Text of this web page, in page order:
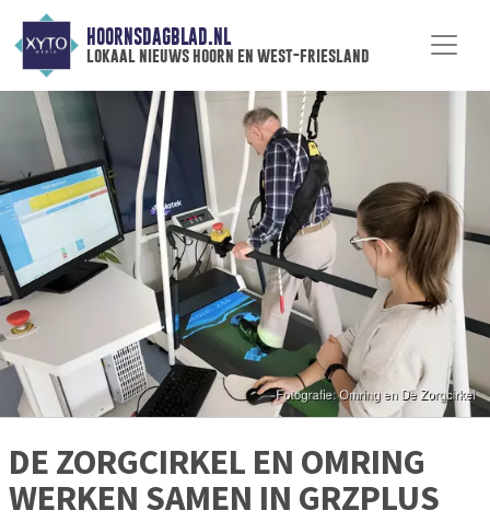
HOORNSDAGBLAD.NL
lokaal nieuws hoorn en west-friesland
DE ZORGCIRKEL EN OMRING
WERKEN SAMEN IN GRZPLUS